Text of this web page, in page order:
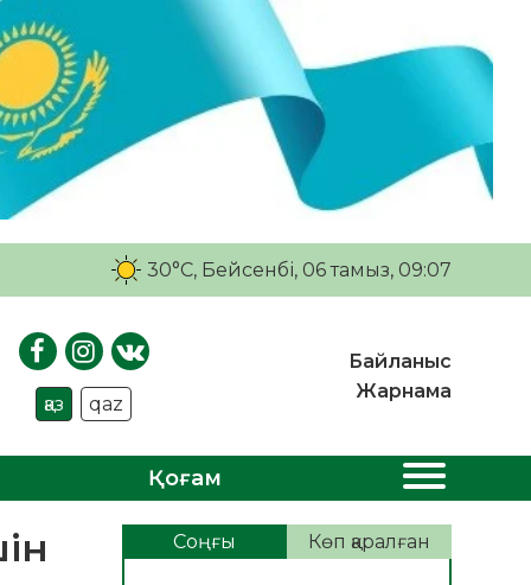
30°C, Бейсенбі, 06 тамыз, 09:07
қаз qaz
Байланыс
Жарнама
Қоғам
Соңғы Көп қаралған